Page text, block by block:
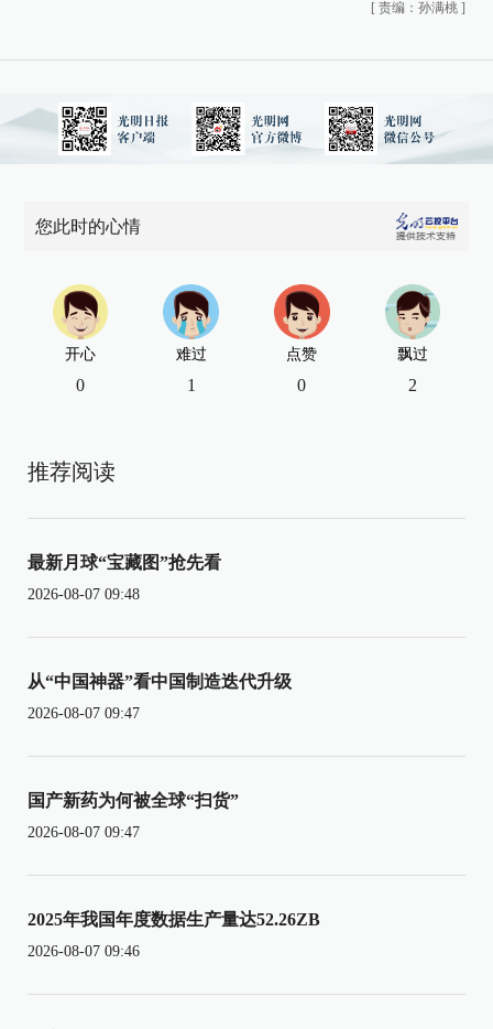
[ 责编：孙满桃 ]
您此时的心情
开心
0
难过
1
点赞
0
飘过
2
推荐阅读
最新月球“宝藏图”抢先看
2026-08-07 09:48
从“中国神器”看中国制造迭代升级
2026-08-07 09:47
国产新药为何被全球“扫货”
2026-08-07 09:47
2025年我国年度数据生产量达52.26ZB
2026-08-07 09:46